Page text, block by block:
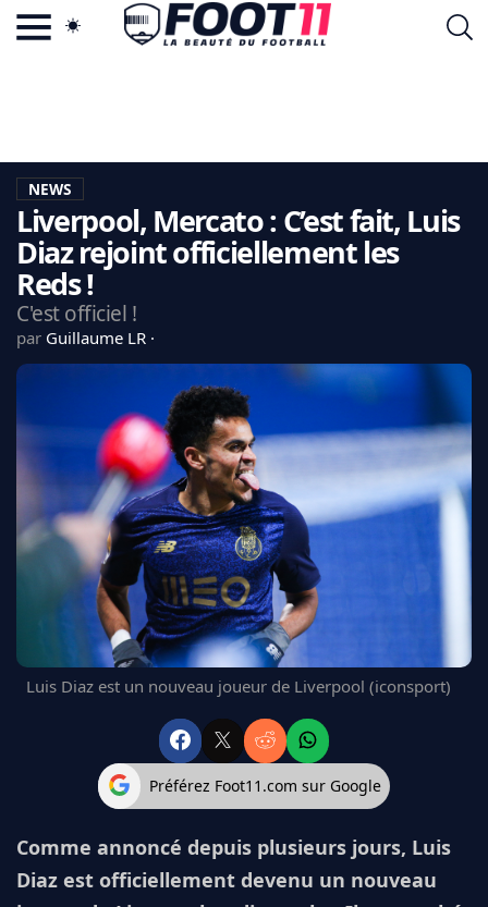
LA CHARTE
VIE PRIVÉE
CGU
CONTACTEZ-NOUS
REAL MADRID
FC BARCELONE
MANCHESTER UNITED
CHELSEA
L'AVIS DE LA RÉDAC'
NEWS
Liverpool, Mercato : C’est fait, Luis
Diaz rejoint officiellement les
Reds !
C'est officiel !
par Guillaume LR
Luis Diaz est un nouveau joueur de Liverpool (iconsport)
Préférez Foot11.com sur Google
Comme annoncé depuis plusieurs jours, Luis
Diaz est officiellement devenu un nouveau